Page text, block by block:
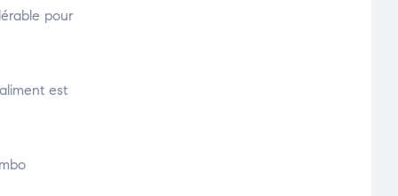
pour
est